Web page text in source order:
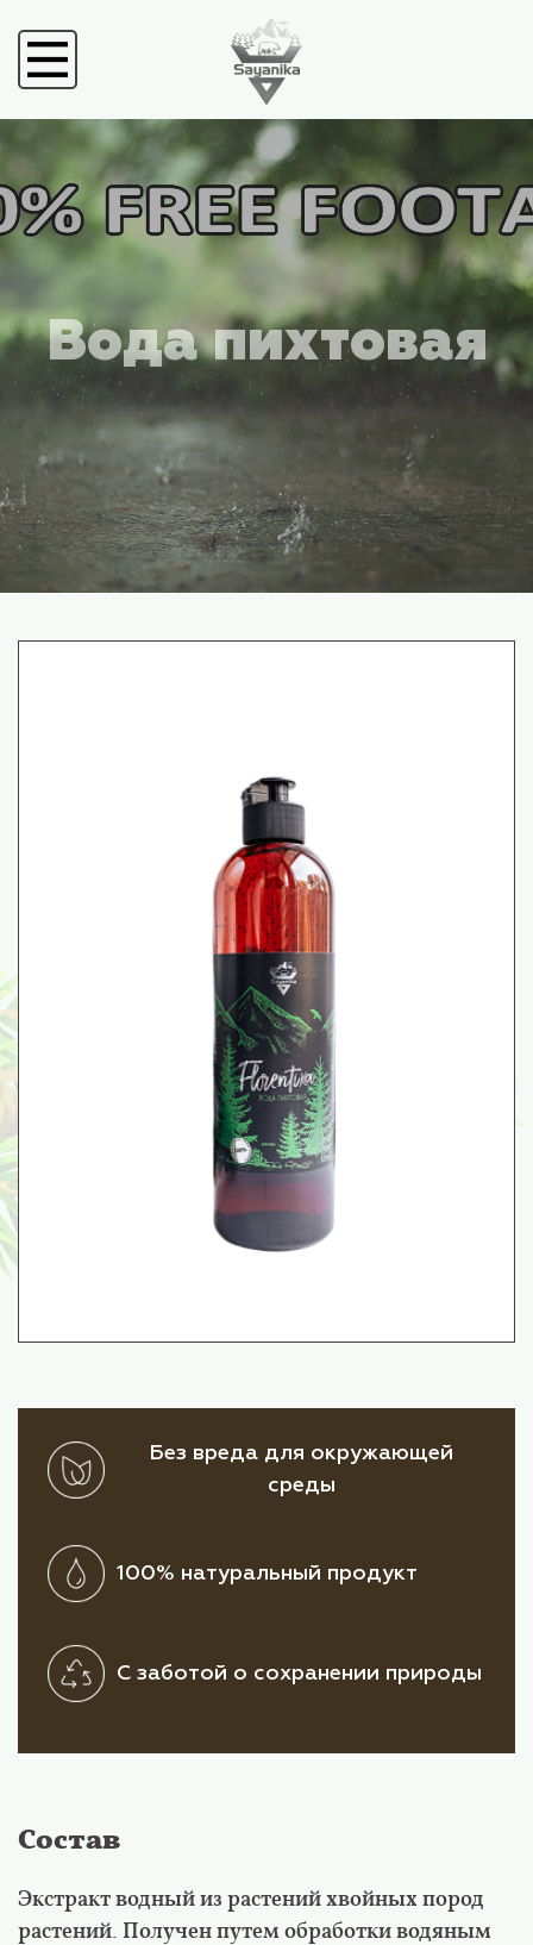
Вода пихтовая
Без вреда для окружающей
среды
100% натуральный продукт
С заботой о сохранении природы
Состав
Экстракт водный из растений хвойных пород
растений. Получен путем обработки водяным